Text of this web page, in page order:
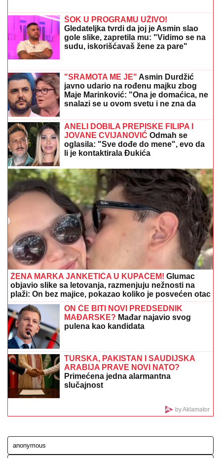
5 MINUTA SNIMKA REŠAVAJU MISTERIJU
NESTANKA FARMACEUTA?! Milan popio kafu sa
majkom, otišao na posao i više ga NIKO NIJE VIDEO:
Supruzi je poslao OVU poruku (FOTO)
DONEO ODLUKU
Durdžić napušta Srbiju i ide u
Dubrovnik: "Sto posto će biti tada"
"KAD SAM SE OŽENIO IMAO SAM
LJUBAVNICU, IMAM JE I DANAS"
Pevač oženio koleginicu pa javno
priznao da je vara na svakom koraku:
"Skoro svi na estradi imaju paralelne
veze"
"Drago mi je što mi je Bog baš nju poslao" Dejan
Kralj dugo KRIO LJUBAV sa UGLEDNOM
DOKTORKOM, a sada spremni za novo životno
poglavlje (VIDEO)
Pokazala šta radi posle raskida sa
Markom: Odavde NE IZLAZI, promene